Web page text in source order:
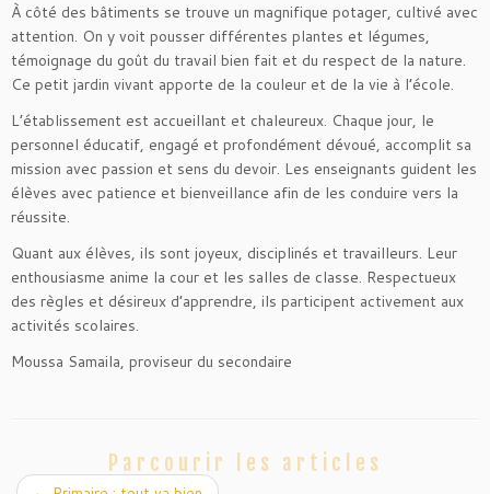
À côté des bâtiments se trouve un magnifique potager, cultivé avec
attention. On y voit pousser différentes plantes et légumes,
témoignage du goût du travail bien fait et du respect de la nature.
Ce petit jardin vivant apporte de la couleur et de la vie à l’école.
L’établissement est accueillant et chaleureux. Chaque jour, le
personnel éducatif, engagé et profondément dévoué, accomplit sa
mission avec passion et sens du devoir. Les enseignants guident les
élèves avec patience et bienveillance afin de les conduire vers la
réussite.
Quant aux élèves, ils sont joyeux, disciplinés et travailleurs. Leur
enthousiasme anime la cour et les salles de classe. Respectueux
des règles et désireux d’apprendre, ils participent activement aux
activités scolaires.
Moussa Samaila, proviseur du secondaire
Parcourir les articles